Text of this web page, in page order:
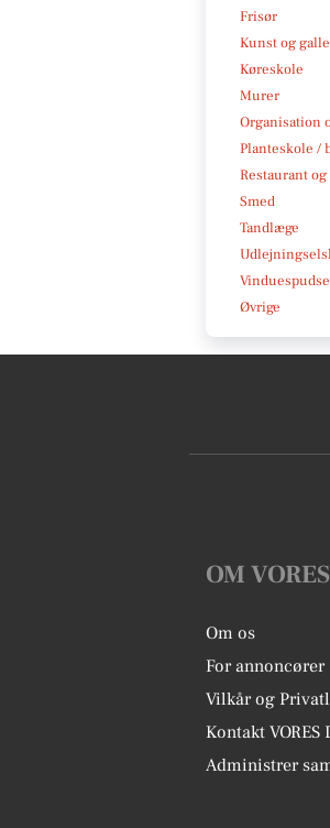
Frisør
Kunst og
Køreskole
Murer
Organisation
Planteskole /
Restaurant og
Smed
Tandlæge
Øvrige
OM
Om os
For annoncører
Vilkår og
Kontakt
Administrer